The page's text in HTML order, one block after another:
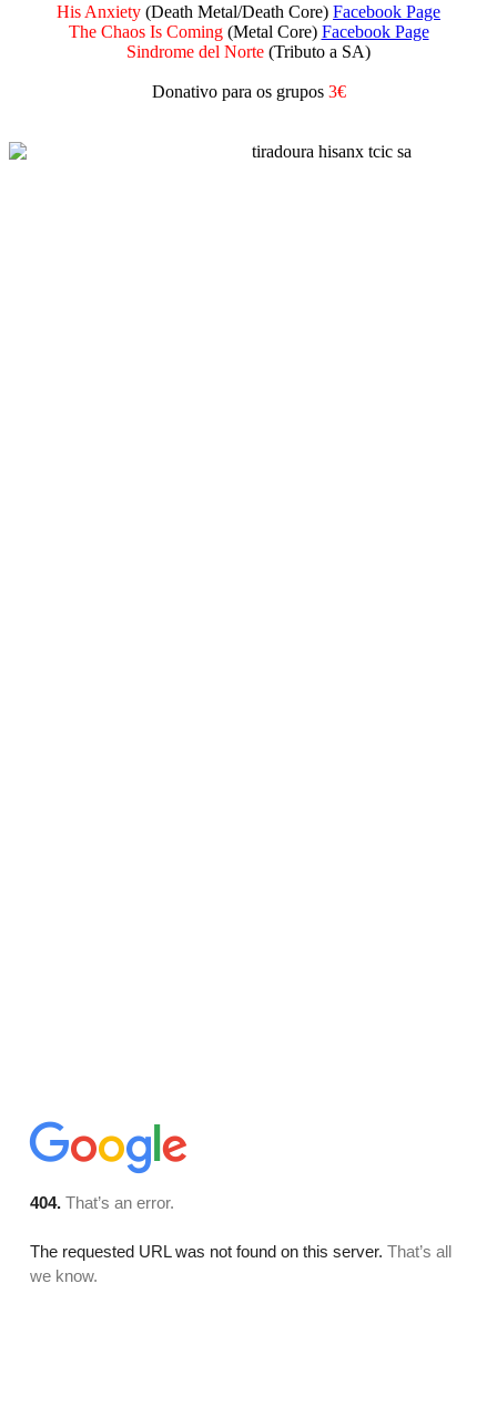
His Anxiety (Death Metal/Death Core) Facebook Page
The Chaos Is Coming(Metal Core) Facebook Page
Sindrome del Norte (Tributo a SA)
Donativo para os grupos 3€